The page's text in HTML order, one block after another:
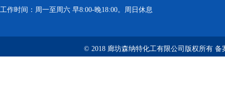
工作时间：周一至周六 早8:00-晚18:00。周日休息
© 2018 廊坊森纳特化工有限公司版权所有 备